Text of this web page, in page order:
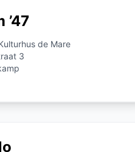
’47
de Mare
3